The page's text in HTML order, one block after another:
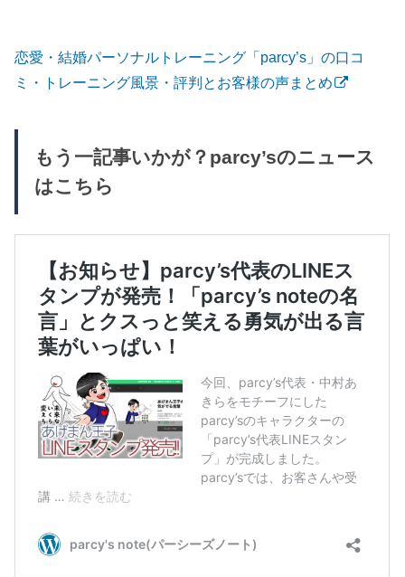
恋愛・結婚パーソナルトレーニング「parcy’s」の口コ
ミ・トレーニング風景・評判とお客様の声まとめ
もう一記事いかが？parcy’sのニュース
はこちら